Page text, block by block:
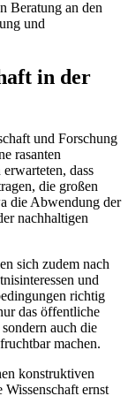
Beratung an den
und
in der
und Forschung
rasanten
dass
die großen
die Abwendung der
nachhaltigen
sich zudem nach
und
richtig
das öffentliche
auch die
machen.
konstruktiven
ernst